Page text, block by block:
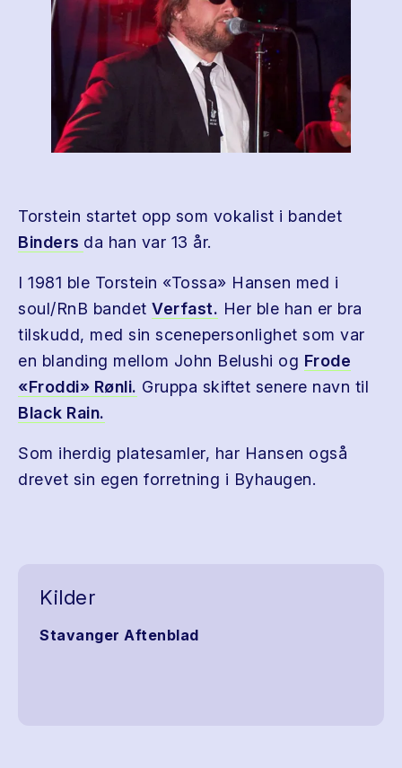
Torstein startet opp som vokalist i bandet
Binders da han var 13 år.
I 1981 ble Torstein «Tossa» Hansen med i
soul/RnB bandet Verfast. Her ble han er bra
tilskudd, med sin scenepersonlighet som var
en blanding mellom John Belushi og Frode
«Froddi» Rønli. Gruppa skiftet senere navn til
Black Rain.
Som iherdig platesamler, har Hansen også
drevet sin egen forretning i Byhaugen.
Kilder
Stavanger Aftenblad